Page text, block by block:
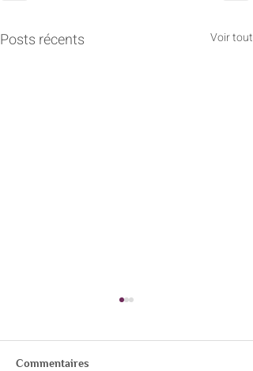
Posts récents Voir tout
Commentaires